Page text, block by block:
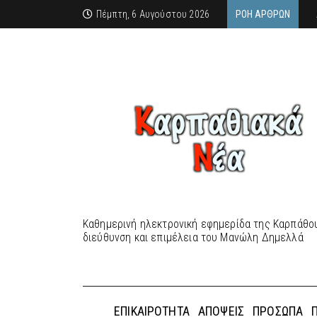
Πέμπτη, 6 Αυγούστου 2026 ΡΟΉ ΆΡΘΡΩΝ
Καθημερινή ηλεκτρονική εφημερίδα της
διεύθυνση και επιμέλεια του Μανώλη Δημελλά
ΕΠΙΚΑΙΡΌΤΗΤΑ ΑΠΌΨΕΙΣ ΠΡΌΣΩΠΑ